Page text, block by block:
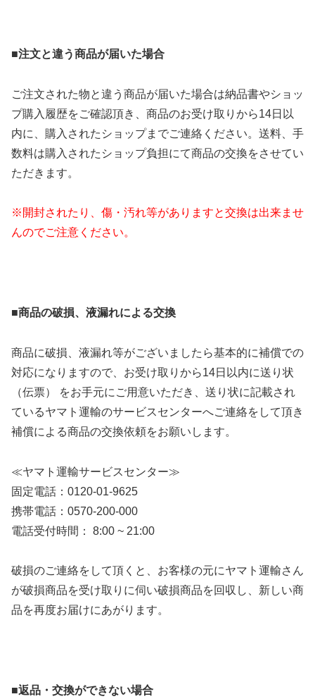
■注文と違う商品が届いた場合
ご注文された物と違う商品が届いた場合は納品書やショッ
プ購入履歴をご確認頂き、商品のお受け取りから14日以
内に、購入されたショップまでご連絡ください。送料、手
数料は購入されたショップ負担にて商品の交換をさせてい
ただきます。
※開封されたり、傷・汚れ等がありますと交換は出来ませ
んのでご注意ください。
■商品の破損、液漏れによる交換
商品に破損、液漏れ等がございましたら基本的に補償での
対応になりますので、お受け取りから14日以内に送り状
（伝票） をお手元にご用意いただき、送り状に記載され
ているヤマト運輸のサービスセンターへご連絡をして頂き
補償による商品の交換依頼をお願いします。
≪ヤマト運輸サービスセンター≫
固定電話：0120-01-9625
携帯電話：0570-200-000
電話受付時間： 8:00 ~ 21:00
破損のご連絡をして頂くと、お客様の元にヤマト運輸さん
が破損商品を受け取りに伺い破損商品を回収し、新しい商
品を再度お届けにあがります。
■返品・交換ができない場合